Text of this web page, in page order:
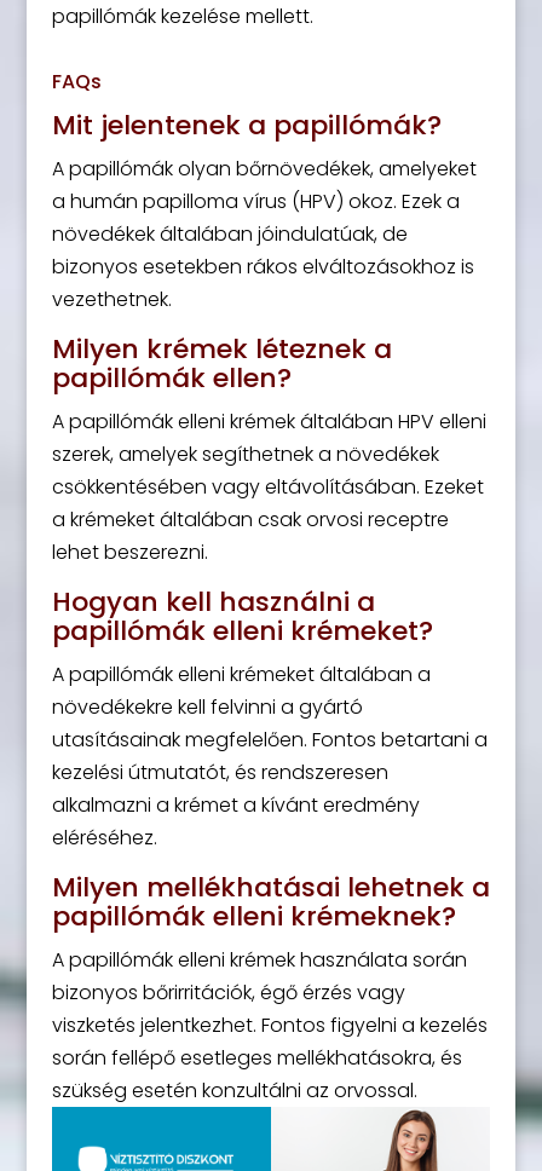
papillómák kezelése mellett.
FAQs
Mit jelentenek a papillómák?
A papillómák olyan bőrnövedékek, amelyeket
a humán papilloma vírus (HPV) okoz. Ezek a
növedékek általában jóindulatúak, de
bizonyos esetekben rákos elváltozásokhoz is
vezethetnek.
Milyen krémek léteznek a
papillómák ellen?
A papillómák elleni krémek általában HPV elleni
szerek, amelyek segíthetnek a növedékek
csökkentésében vagy eltávolításában. Ezeket
a krémeket általában csak orvosi receptre
lehet beszerezni.
Hogyan kell használni a
papillómák elleni krémeket?
A papillómák elleni krémeket általában a
növedékekre kell felvinni a gyártó
utasításainak megfelelően. Fontos betartani a
kezelési útmutatót, és rendszeresen
alkalmazni a krémet a kívánt eredmény
eléréséhez.
Milyen mellékhatásai lehetnek a
papillómák elleni krémeknek?
A papillómák elleni krémek használata során
bizonyos bőrirritációk, égő érzés vagy
viszketés jelentkezhet. Fontos figyelni a kezelés
során fellépő esetleges mellékhatásokra, és
szükség esetén konzultálni az orvossal.